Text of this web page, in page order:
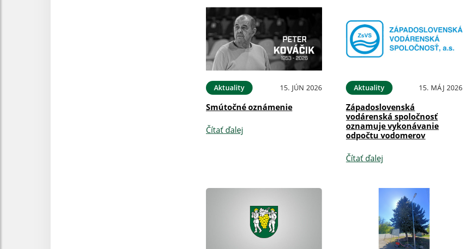
Aktuality 15. JÚN 2026
Smútočné oznámenie
Čítať ďalej
Aktuality 15. MÁJ 2026
Západoslovenská
vodárenská spoločnosť
oznamuje vykonávanie
odpočtu vodomerov
Čítať ďalej